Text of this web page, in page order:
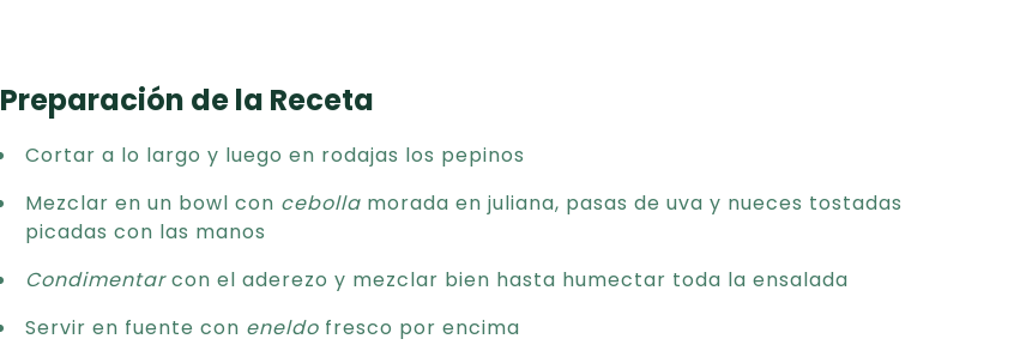
Preparación de la Receta
Cortar a lo largo y luego en rodajas los pepinos
Mezclar en un bowl con cebolla morada en juliana, pasas de uva y nueces tostadas
picadas con las manos
Condimentarcon el aderezo y mezclar bien hasta humectar toda la ensalada
Servir en fuente con eneldo fresco por encima